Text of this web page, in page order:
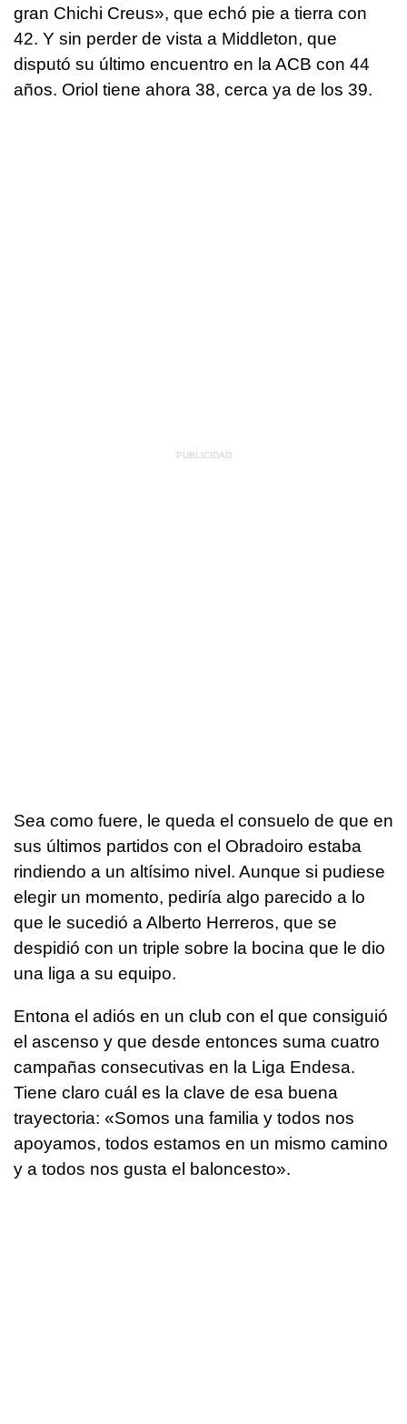
gran Chichi Creus», que echó pie a tierra con
42. Y sin perder de vista a Middleton, que
disputó su último encuentro en la ACB con 44
años. Oriol tiene ahora 38, cerca ya de los 39.
Sea como fuere, le queda el consuelo de que en
sus últimos partidos con el Obradoiro estaba
rindiendo a un altísimo nivel. Aunque si pudiese
elegir un momento, pediría algo parecido a lo
que le sucedió a Alberto Herreros, que se
despidió con un triple sobre la bocina que le dio
una liga a su equipo.
Entona el adiós en un club con el que consiguió
el ascenso y que desde entonces suma cuatro
campañas consecutivas en la Liga Endesa.
Tiene claro cuál es la clave de esa buena
trayectoria: «Somos una familia y todos nos
apoyamos, todos estamos en un mismo camino
y a todos nos gusta el baloncesto».